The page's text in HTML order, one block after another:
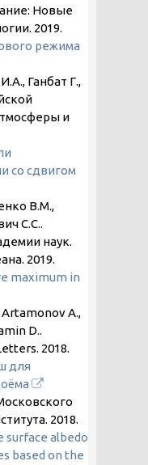
Новые
2019.
режима
Ганбат Г.,
и
со сдвигом
В.М.,
С.С..
наук.
2019.
maximum in
Artamonov A.,
D..
2018.
для
2018.
surface albedo
based on the